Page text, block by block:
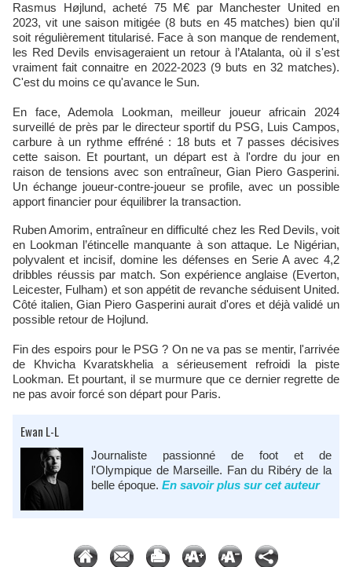
Rasmus Højlund, acheté 75 M€ par Manchester United en
2023, vit une saison mitigée (8 buts en 45 matches) bien qu'il
soit régulièrement titularisé. Face à son manque de rendement,
les Red Devils envisageraient un retour à l’Atalanta, où il s'est
vraiment fait connaitre en 2022-2023 (9 buts en 32 matches).
C'est du moins ce qu'avance le Sun.
En face, Ademola Lookman, meilleur joueur africain 2024
surveillé de près par le directeur sportif du PSG, Luis Campos,
carbure à un rythme effréné : 18 buts et 7 passes décisives
cette saison. Et pourtant, un départ est à l'ordre du jour en
raison de tensions avec son entraîneur, Gian Piero Gasperini.
Un échange joueur-contre-joueur se profile, avec un possible
apport financier pour équilibrer la transaction.
Ruben Amorim, entraîneur en difficulté chez les Red Devils, voit
en Lookman l’étincelle manquante à son attaque. Le Nigérian,
polyvalent et incisif, domine les défenses en Serie A avec 4,2
dribbles réussis par match. Son expérience anglaise (Everton,
Leicester, Fulham) et son appétit de revanche séduisent United.
Côté italien, Gian Piero Gasperini aurait d'ores et déjà validé un
possible retour de Hojlund.
Fin des espoirs pour le PSG ? On ne va pas se mentir, l'arrivée
de Khvicha Kvaratskhelia a sérieusement refroidi la piste
Lookman. Et pourtant, il se murmure que ce dernier regrette de
ne pas avoir forcé son départ pour Paris.
Ewan L-L
Journaliste passionné de foot et de
l'Olympique de Marseille. Fan du Ribéry de la
belle époque. En savoir plus sur cet auteur